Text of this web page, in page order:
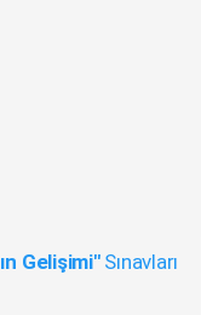
Gelişimi"Sınavları